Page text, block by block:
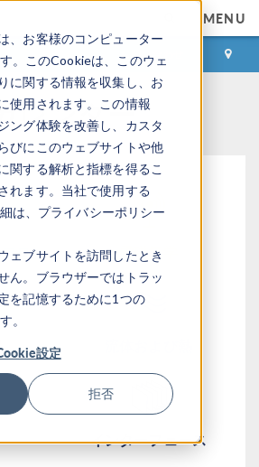
、お客様のコンピューター
。このCookieは、このウェ
に関する情報を収集し、お
使用されます。この情報
ング体験を改善し、カスタ
びにこのウェブサイトや他
関する解析と指標を得るこ
れます。当社で使用する
は、プライバシーポリシー
ェブサイトを訪問したとき
ん。ブラウザーではトラッ
を記憶するために1つの
。
設定
拒否
MENU
ログイン お問い合わせ
レンダー
ロー 電磁気学
インターフェース